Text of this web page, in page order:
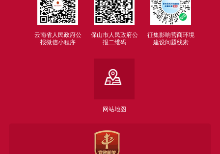
云南省人民政府公
报微信小程序
保山市人民政府公
报二维码
征集影响营商环境
建设问题线索
网站地图